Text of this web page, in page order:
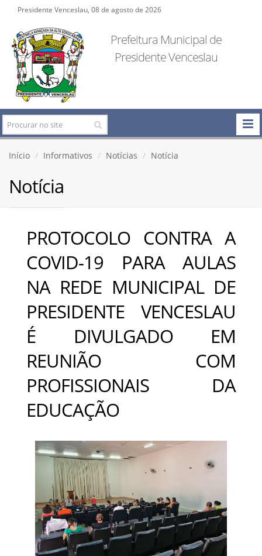
Presidente Venceslau, 08 de agosto de 2026
Prefeitura Municipal de
Presidente Venceslau
Início Informativos Notícias Notícia
Notícia
PROTOCOLO CONTRA A
COVID-19 PARA AULAS
NA REDE MUNICIPAL DE
PRESIDENTE VENCESLAU
É DIVULGADO EM
REUNIÃO COM
PROFISSIONAIS DA
EDUCAÇÃO